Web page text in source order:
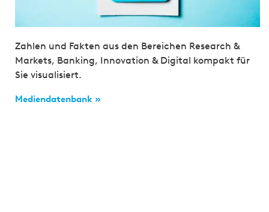
Zahlen und Fakten aus den Bereichen Research &
Markets, Banking, Innovation & Digital kompakt für
Sie visualisiert.
Mediendatenbank »